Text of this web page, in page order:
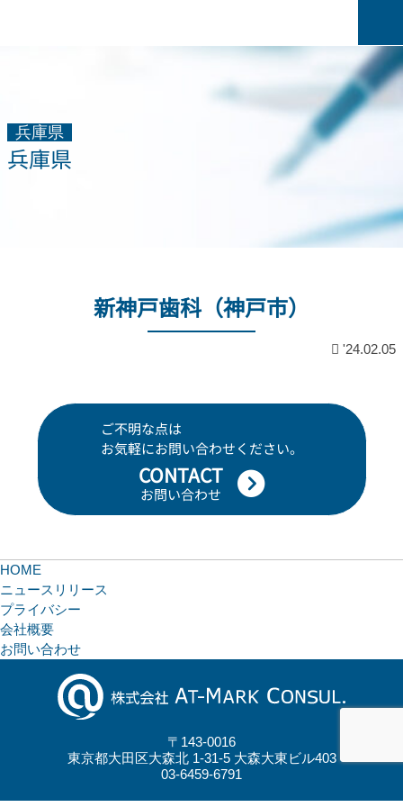
兵庫県
兵庫県
新神戸歯科（神戸市）
'24.02.05
ご不明な点は
お気軽にお問い合わせください。
CONTACT
お問い合わせ
HOME
ニュースリリース
プライバシー
会社概要
お問い合わせ
〒143-0016
東京都大田区大森北 1-31-5 大森大東ビル403
03-6459-6791